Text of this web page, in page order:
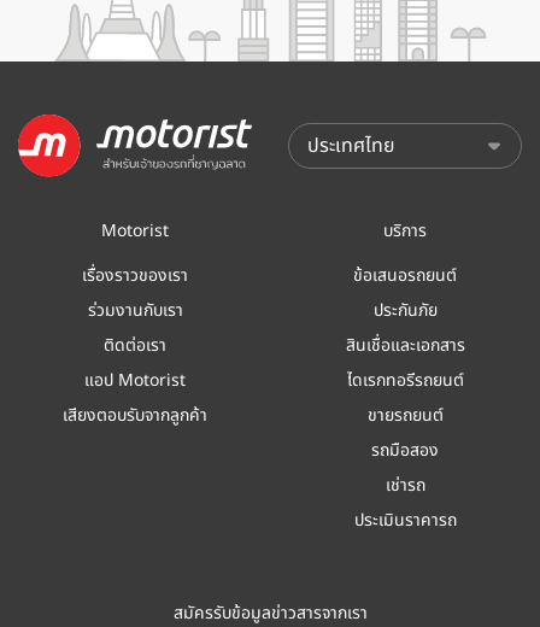
Motorist
เรื่องราวของเรา
ร่วมงานกับเรา
ติดต่อเรา
แอป Motorist
เสียงตอบรับจากลูกค้า
บริการ
ข้อเสนอรถยนต์
ประกันภัย
สินเชื่อและเอกสาร
ไดเรกทอรีรถยนต์
ขายรถยนต์
รถมือสอง
เช่ารถ
ประเมินราคารถ
สมัครรับข้อมูลข่าวสารจากเรา